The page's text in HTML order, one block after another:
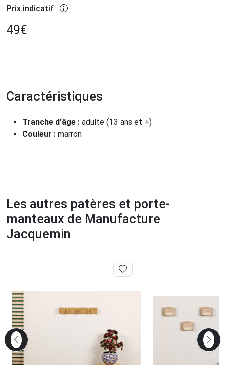
Prix indicatif
49€
Caractéristiques
Tranche d'âge : adulte (13 ans et +)
Couleur : marron
Les autres patères et porte-
manteaux de Manufacture
Jacquemin